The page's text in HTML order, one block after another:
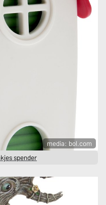
media: bol.com
spender